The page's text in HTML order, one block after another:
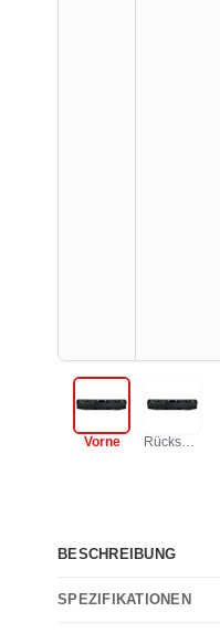
BESCHREIBUNG
SPEZIFIKATIONEN